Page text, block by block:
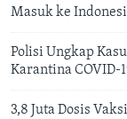
Masuk ke
Polisi Ungkap
Karantina COVID-
3,8 Juta Dosis